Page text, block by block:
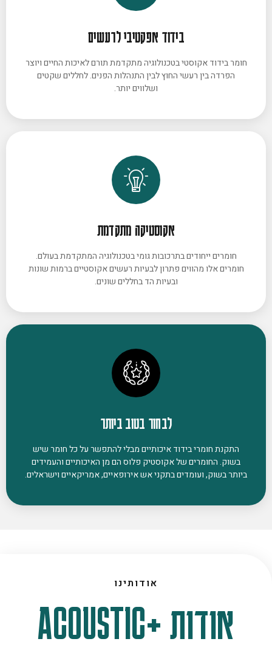
בידוד אפקטיבי לרעשים
חומר בידוד אקוסטי בטכנולוגיה מתקדמת תורם לאיכות החיים ויוצר
הפרדה בין רעשי החוץ לבין התנהלות הפנים. לחללים שקטים
ושלווים יותר.
אקוסטיקה מתקדמת
חומרים ייחודים בתרכובות גומי בטכנולוגיה המתקדמת בעולם.
חומרים אלו מהווים פתרון לבעיות רעשים אקוסטיים ברמות שונות
ובעיות הד בחללים שונים.
לבחור בטוב ביותר
התקנת חומרי בידוד איכותיים מבלי להתפשר על כל חומר שיש
בשוק. החומרים של אקוסטיק פלוס הם מן האיכותיים והעמידים
ביותר בשוק, ועומדים בתקני אש אירופאיים, אמריקאיים וישראלים.
אודותינו
אודות +ACOUSTIC